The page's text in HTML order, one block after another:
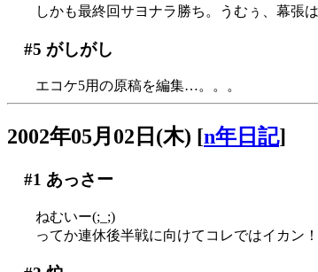
しかも最終回サヨナラ勝ち。うむぅ、幕張
#5 がしがし
エコケ5用の原稿を編集…。。。
2002年05月02日(木) [n年日記]
#1 あっさー
ねむいー(;_;)
ってか連休後半戦に向けてコレではイカン